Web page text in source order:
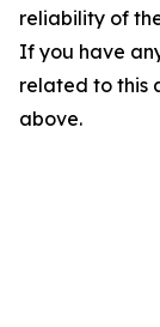
reliability of
If you have
related to this
above.